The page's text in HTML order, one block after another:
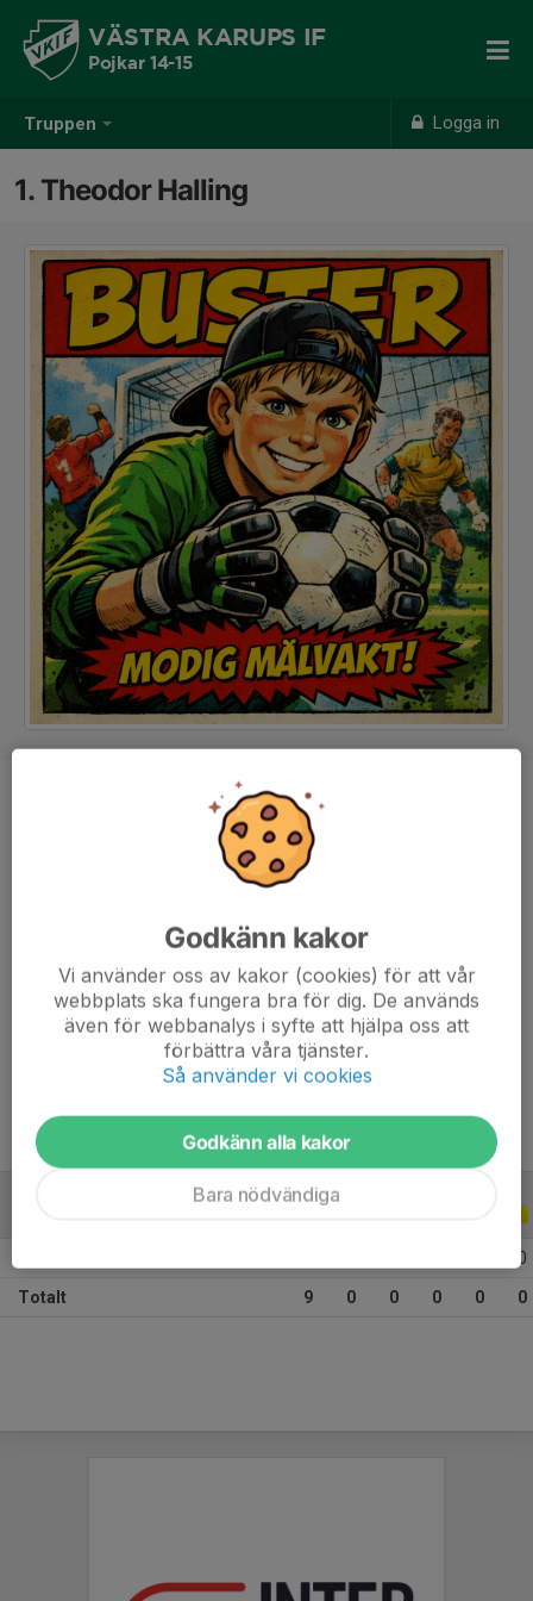
Truppen Logga in
VÄSTRA KARUPS IF
Pojkar 14-15
1. Theodor Halling
Målvakt
13 år
Torns IF, Vejby IF
Orädd i alla situationer, bra på att läsa spelet och sätta
igång snabbt – trygg med fötterna och ett extra plus med
vänstern. Påminner om en ung Marc-André ter Stegen i
sättet att vara en del av spelet, snarare än bara sista
0
Totalt 9 0 0 0 0 0
Godkänn kakor
Vi använder oss av kakor (cookies) för att vår
webbplats ska fungera bra för dig. De används
även för webbanalys i syfte att hjälpa oss att
förbättra våra tjänster.
Så använder vi cookies
Godkänn alla kakor
Bara nödvändiga